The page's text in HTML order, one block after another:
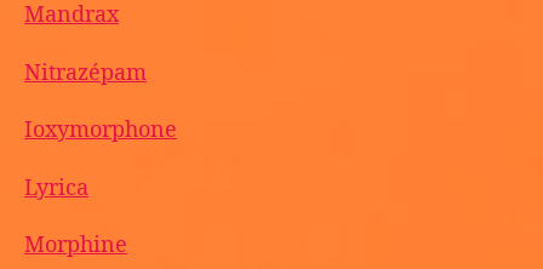
Mandrax
Nitrazépam
Ioxymorphone
Lyrica
Morphine